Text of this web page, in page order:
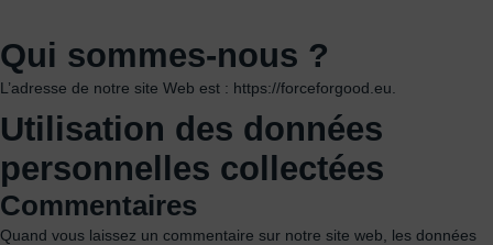
Qui sommes-nous ?
L’adresse de notre site Web est : https://forceforgood.eu.
Utilisation des données
personnelles collectées
Commentaires
Quand vous laissez un commentaire sur notre site web, les données